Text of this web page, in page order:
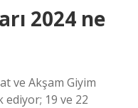
2024 ne
ve Akşam Giyim
ediyor; 19 ve 22